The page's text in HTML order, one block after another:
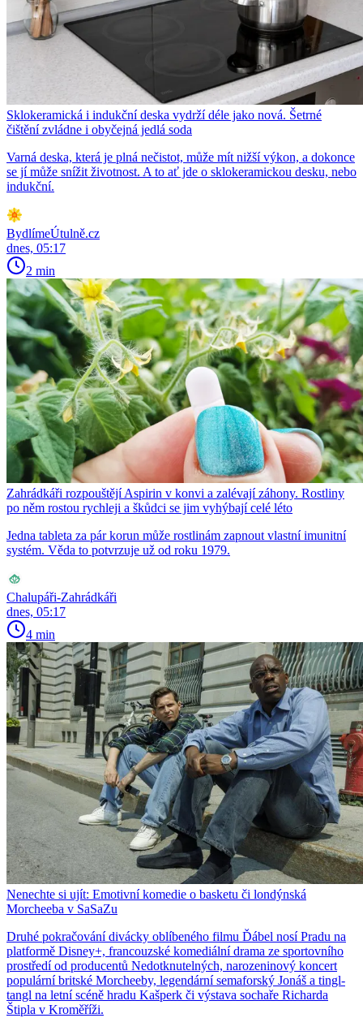
Sklokeramická i indukční deska vydrží déle jako nová. Šetrné
čištění zvládne i obyčejná jedlá soda
Varná deska, která je plná nečistot, může mít nižší výkon, a dokonce
se jí může snížit životnost. A to ať jde o sklokeramickou desku, nebo
indukční.
BydlímeÚtulně.cz
dnes, 05:17
2 min
Zahrádkáři rozpouštějí Aspirin v konvi a zalévají záhony. Rostliny
po něm rostou rychleji a škůdci se jim vyhýbají celé léto
Jedna tableta za pár korun může rostlinám zapnout vlastní imunitní
systém. Věda to potvrzuje už od roku 1979.
Chalupáři-Zahrádkáři
dnes, 05:17
4 min
Nenechte si ujít: Emotivní komedie o basketu či londýnská
Morcheeba v SaSaZu
Druhé pokračování divácky oblíbeného filmu Ďábel nosí Pradu na
platformě Disney+, francouzské komediální drama ze sportovního
prostředí od producentů Nedotknutelných, narozeninový koncert
populární britské Morcheeby, legendární semaforský Jonáš a tingl-
tangl na letní scéně hradu Kašperk či výstava sochaře Richarda
Štipla v Kroměříži.